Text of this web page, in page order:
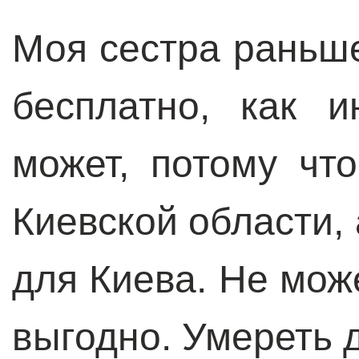
Моя сестра
бесплатно, как
может, потому
Киевской области,
для Киева. Не
выгодно. Умереть